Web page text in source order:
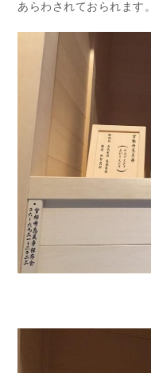
あらわされておられます。